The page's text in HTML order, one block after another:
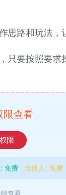
思路和玩法，
只要按照要求
限查看
限
免费 合伙人: 免费